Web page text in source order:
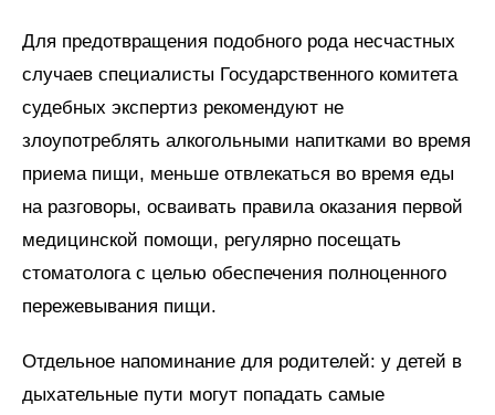
Для предотвращения подобного рода несчастных
случаев специалисты Государственного комитета
судебных экспертиз рекомендуют не
злоупотреблять алкогольными напитками во время
приема пищи, меньше отвлекаться во время еды
на разговоры, осваивать правила оказания первой
медицинской помощи, регулярно посещать
стоматолога с целью обеспечения полноценного
пережевывания пищи.
Отдельное напоминание для родителей: у детей в
дыхательные пути могут попадать самые